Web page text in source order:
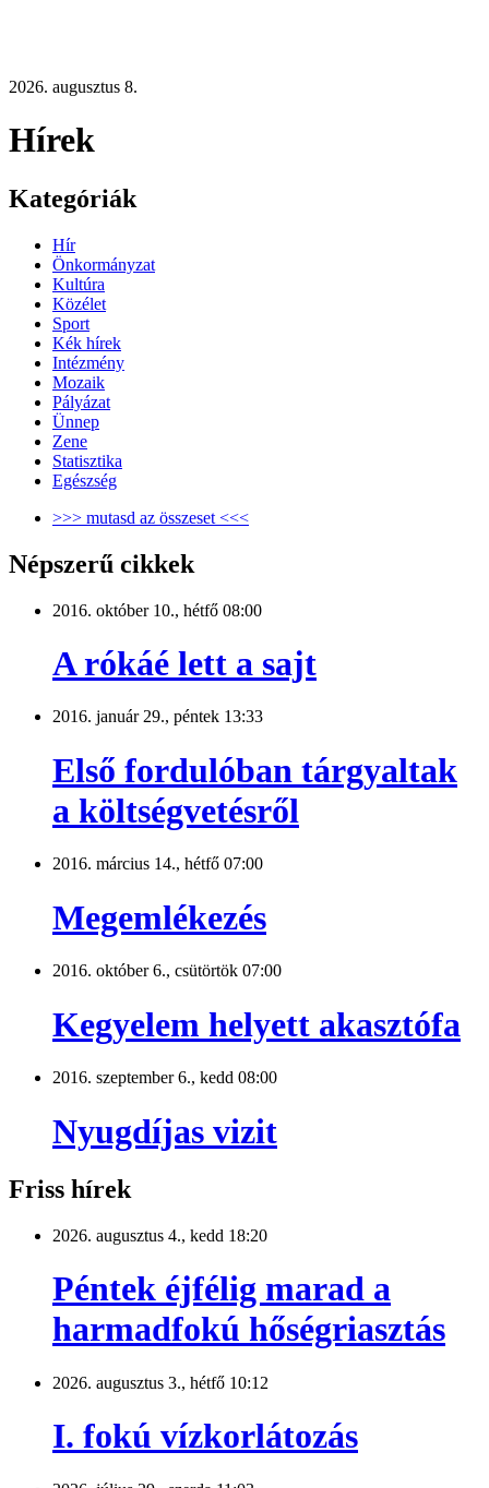
2026. augusztus 8.
Hírek
Kategóriák
Hír
Önkormányzat
Kultúra
Közélet
Sport
Kék hírek
Intézmény
Mozaik
Pályázat
Ünnep
Zene
Statisztika
Egészség
>>> mutasd az összeset <<<
Népszerű cikkek
2016. október 10., hétfő 08:00
A rókáé lett a sajt
2016. január 29., péntek 13:33
Első fordulóban tárgyaltak
a költségvetésről
2016. március 14., hétfő 07:00
Megemlékezés
2016. október 6., csütörtök 07:00
Kegyelem helyett akasztófa
2016. szeptember 6., kedd 08:00
Nyugdíjas vizit
Friss hírek
2026. augusztus 4., kedd 18:20
Péntek éjfélig marad a
harmadfokú hőségriasztás
2026. augusztus 3., hétfő 10:12
I. fokú vízkorlátozás